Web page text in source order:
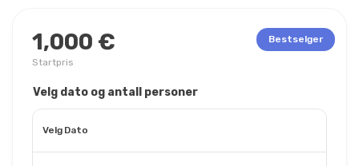
Bestselger
1,000 €
Startpris
Velg dato og antall personer
Velg Dato